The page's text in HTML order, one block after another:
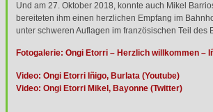
Und am 27. Oktober 2018, konnte auch Mikel
bereiteten ihm einen herzlichen Empfang im
unter schweren Auflagen im französischen Teil des
Fotogalerie: Ongi Etorri – Herzlich willkommen –
Video: Ongi Etorri Iñigo, Burlata (Youtube)
Video: Ongi Etorri Mikel, Bayonne (Twitter)